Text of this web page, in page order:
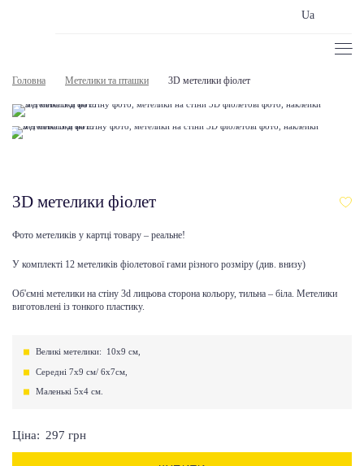
Ua
Головна Метелики та пташки 3D метелики фіолет
3D метелики фіолет
Фото метеликів у картці товару – реальне!
У комплекті 12 метеликів фіолетової гами різного розміру (див. внизу)
Об'ємні метелики на стіну 3d лицьова сторона кольору, тильна – біла. Метелики
виготовлені із тонкого пластику.
Великі метелики: 10х9 см,
Середні 7х9 см/ 6х7см,
Маленькі 5х4 см.
Ціна: 297 грн